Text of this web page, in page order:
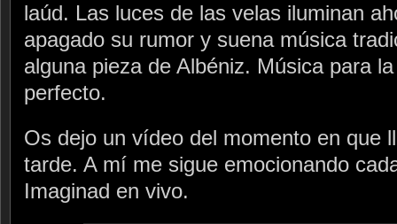
laúd. Las luces de las velas iluminan
apagado su rumor y suena música
alguna pieza de Albéniz. Música para
perfecto.
Os dejo un vídeo del momento en que
tarde. A mí me sigue emocionando
Imaginad en vivo.